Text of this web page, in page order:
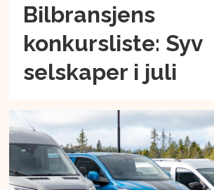
Bilbransjens
konkursliste: Syv
selskaper i juli